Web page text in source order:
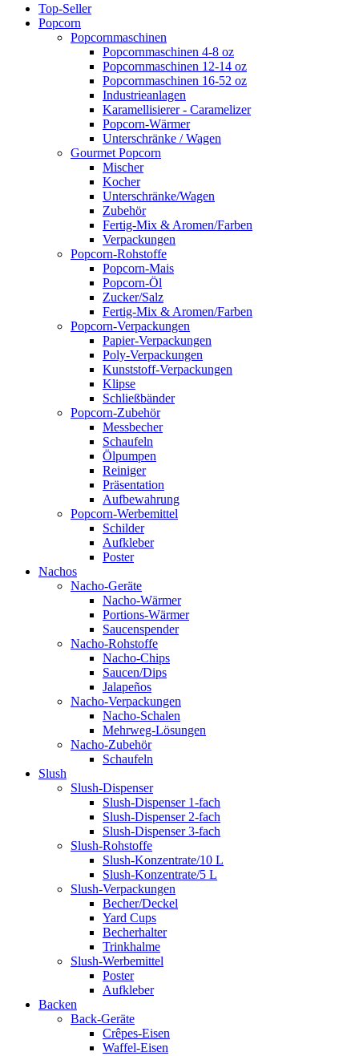
Top-Seller
Popcorn
Popcornmaschinen
Popcornmaschinen 4-8 oz
Popcornmaschinen 12-14 oz
Popcornmaschinen 16-52 oz
Industrieanlagen
Karamellisierer - Caramelizer
Popcorn-Wärmer
Unterschränke / Wagen
Gourmet Popcorn
Mischer
Kocher
Unterschränke/Wagen
Zubehör
Fertig-Mix & Aromen/Farben
Verpackungen
Popcorn-Rohstoffe
Popcorn-Mais
Popcorn-Öl
Zucker/Salz
Fertig-Mix & Aromen/Farben
Popcorn-Verpackungen
Papier-Verpackungen
Poly-Verpackungen
Kunststoff-Verpackungen
Klipse
Schließbänder
Popcorn-Zubehör
Messbecher
Schaufeln
Ölpumpen
Reiniger
Präsentation
Aufbewahrung
Popcorn-Werbemittel
Schilder
Aufkleber
Poster
Nachos
Nacho-Geräte
Nacho-Wärmer
Portions-Wärmer
Saucenspender
Nacho-Rohstoffe
Nacho-Chips
Saucen/Dips
Jalapeños
Nacho-Verpackungen
Nacho-Schalen
Mehrweg-Lösungen
Nacho-Zubehör
Schaufeln
Slush
Slush-Dispenser
Slush-Dispenser 1-fach
Slush-Dispenser 2-fach
Slush-Dispenser 3-fach
Slush-Rohstoffe
Slush-Konzentrate/10 L
Slush-Konzentrate/5 L
Slush-Verpackungen
Becher/Deckel
Yard Cups
Becherhalter
Trinkhalme
Slush-Werbemittel
Poster
Aufkleber
Backen
Back-Geräte
Crêpes-Eisen
Waffel-Eisen